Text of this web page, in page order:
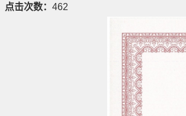
点击次数： 462